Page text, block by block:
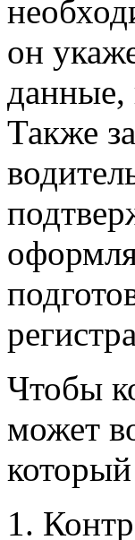
он
данные,
Также
Чтобы
может